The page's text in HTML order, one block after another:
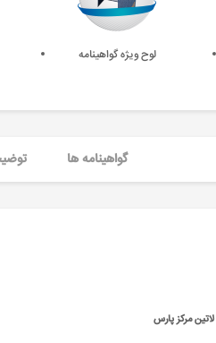
لوح ویژه گواهینامه
گواهینامه ها
مرکز پارس